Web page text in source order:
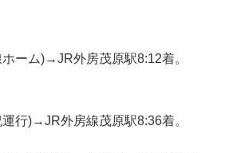
ーム)→JR外房茂原駅8:12着。
行)→JR外房線茂原駅8:36着。